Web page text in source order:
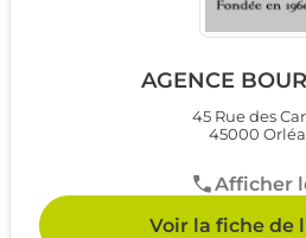
AGENCE
45 Rue des
45000
Afficher
Voir la fiche de